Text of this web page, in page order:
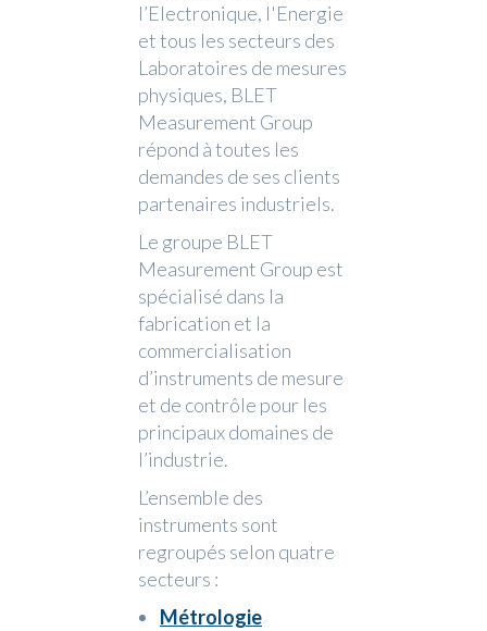
l’Electronique, l'Energie
et tous les secteurs des
Laboratoires de mesures
physiques, BLET
Measurement Group
répond à toutes les
demandes de ses clients
partenaires industriels.
Le groupe BLET
Measurement Group est
spécialisé dans la
fabrication et la
commercialisation
d’instruments de mesure
et de contrôle pour les
principaux domaines de
l’industrie.
L’ensemble des
instruments sont
regroupés selon quatre
secteurs :
Métrologie